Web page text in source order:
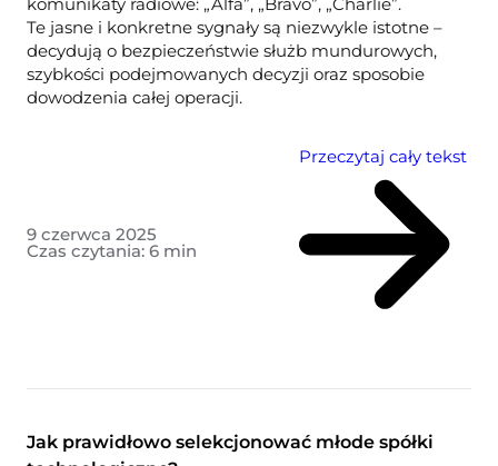
Te jasne i konkretne sygnały są niezwykle istotne –
decydują o bezpieczeństwie służb mundurowych,
szybkości podejmowanych decyzji oraz sposobie
dowodzenia całej operacji.
9 czerwca 2025
Czas czytania: 6 min
Przeczytaj cały tekst
Jak prawidłowo selekcjonować młode spółki